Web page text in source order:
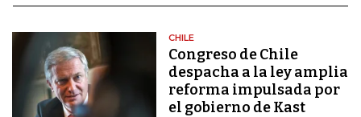
CHILE
Congreso de Chile
despacha a la ley amplia
reforma impulsada por
el gobierno de Kast